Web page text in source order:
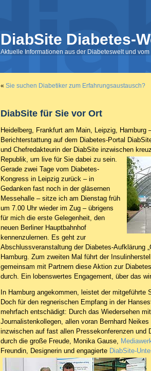
DiabSite Diabetes-
Aktuelle Informationen aus der Diabeteswelt und
« Sie suchen Diabetiker zum Erfahrungsaustausch?
DiabSite für Sie vor Ort
Heidelberg, Frankfurt am Main, Leipzig, Hamburg
Berichterstattung auf dem Diabetes-Portal
und Chefredakteurin der DiabSite inzwischen
Republik, um live für Sie dabei zu sein.
Gerade zwei Tage vom Diabetes-
Kongress in Leipzig zurück – in
Gedanken fast noch in der gläsernen
Messehalle – sitze ich am Dienstag früh
um 7.00 Uhr wieder im Zug – übrigens
für mich die erste Gelegenheit, den
neuen Berliner Hauptbahnhof
kennenzulernen. Es geht zur
Abschlussveranstaltung der Diabetes-Aufklärung
Hamburg. Zum zweiten Mal führt der
gemeinsam mit Partnern diese Aktion zur
durch. Ein lobenswertes Engagement, über das
In Hamburg angekommen, leistet der mitgeführte
Doch für den regnerischen Empfang in der
mehrfach entschädigt: Durch das Wiedersehen
Journalistenkollegen, allen voran Bernhard
inzwischen auf fast allen Pressekonferenzen und
durch die große Freude, Monika Gause,
Freundin, Designerin und engagierte DiabSite-